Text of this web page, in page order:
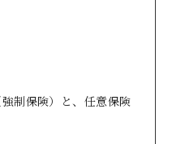
制保険）と、任意保険